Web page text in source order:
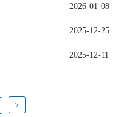
2026-01-08
2025-12-25
2025-12-11
>